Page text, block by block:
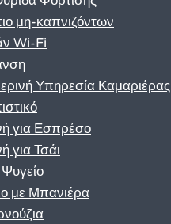
μη-καπνιζόντων
Wi-Fi
Υπηρεσία Καμαριέρας
για Εσπρέσο
για Τσάι
με Μπανιέρα